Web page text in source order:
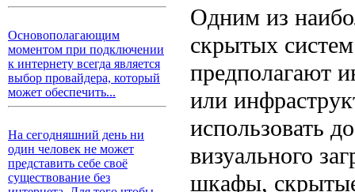
Основополагающим
моментом при подключении
к интернету всегда является
выбор провайдера, который
может обеспечить...
На сегодняшний день ни
один человек не может
представить себе своё
существование без
Одним из
скрытых
предполагают
или
использовать
визуального
шкафы,